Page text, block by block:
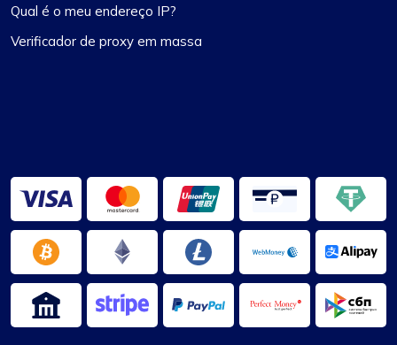
OliverLee
ProxyCompass é incomparável. Posso alternar
facilmente entre proxies estáticos e rotativos
com base nos requisitos do meu projeto,
tornando-o uma ferramenta inestimável para
minhas tarefas de web scraping.
Qual é o meu endereço IP?
Verificador de proxy em massa